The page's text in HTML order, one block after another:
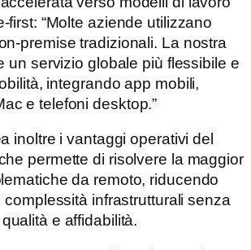
first: “Molte aziende utilizzano
premise tradizionali. La nostra
un servizio globale più flessibile e
integrando app mobili,
e telefoni desktop.”
inoltre i vantaggi operativi del
permette di risolvere la maggior
da remoto, riducendo
infrastrutturali senza
e affidabilità.